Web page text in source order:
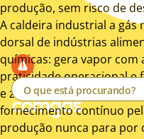
produção, sem risco de
A caldeira industrial a gás
dorsal de indústrias
químicas: gera vapor com
praticidade operacional e
e zero risco de parada por
fornecimento contínuo
produção nunca para por